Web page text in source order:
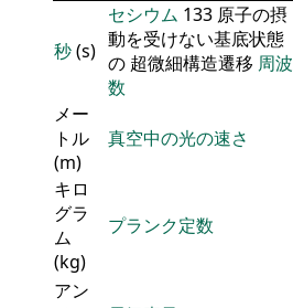
秒(s)
セシウム 133 原子の摂
動を受けない基底状態
の 超微細構造遷移 周波
数
メー
トル
(m)
真空中の光の速さ
キロ
グラ
ム
(kg)
プランク定数
アン